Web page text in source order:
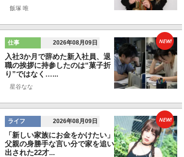
飯塚 唯
仕事 2026年08月09日
入社3か月で辞めた新入社員、退
職の挨拶に持参したのは“菓子折
り”ではなく…...
星谷なな
NEW!
ライフ 2026年08月09日
「新しい家族にお金をかけたい」
父親の身勝手な言い分で家を追い
出された22才...
NEW!